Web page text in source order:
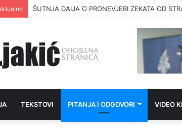
ŠUTNJA DAIJA O PRONEVJERI ZEKATA OD
TEKSTOVI PITANJA I ODGOVORI VIDEO